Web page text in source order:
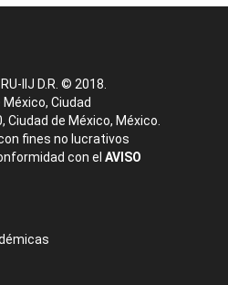
IIJ D.R. © 2018.
Ciudad
Ciudad de México, México.
fines no lucrativos
con el AVISO